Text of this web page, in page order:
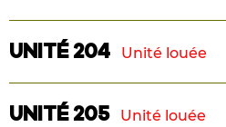
Superficie : 1218 pi2
3 1/2
Superficie : 743 pi2
Logement
3 1/2
UNITÉ 204 Unité louée
Logement
UNITÉ 205 Unité louée